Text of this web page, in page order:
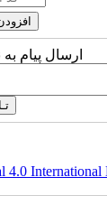
ارسال پیام
4.0 International